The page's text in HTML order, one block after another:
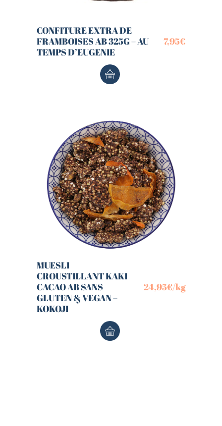
CONFITURE EXTRA DE
FRAMBOISES AB 325G – AU
TEMPS D’EUGENIE
7,95€
MUESLI
CROUSTILLANT KAKI
CACAO AB SANS
GLUTEN & VEGAN –
KOKOJI
24,95€/kg